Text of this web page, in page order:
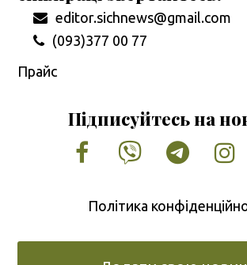
editor.sichnews@gmail.com
(093)377 00 77
Прайс
Підписуйтесь на
Facebook
Vimeo
Політика